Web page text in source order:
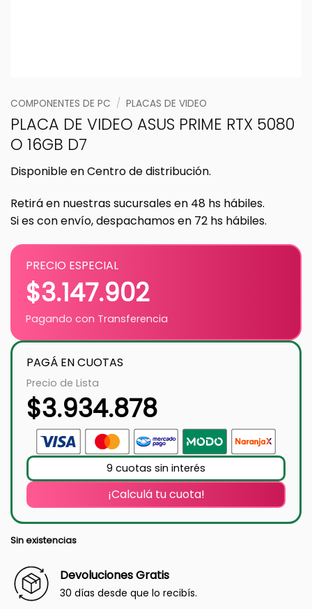
COMPONENTES DE PC / PLACAS DE VIDEO
PLACA DE VIDEO ASUS PRIME RTX 5080
O 16GB D7
Disponible en Centro de distribución.
Retirá en nuestras sucursales en 48 hs hábiles.
Si es con envío, despachamos en 72 hs hábiles.
PRECIO ESPECIAL
$3.147.902
Pagando con Transferencia
PAGÁ EN CUOTAS
Precio de Lista
$3.934.878
9 cuotas sin interés
¡Calculá tu cuota!
Sin existencias
Devoluciones Gratis
30 días desde que lo recibís.